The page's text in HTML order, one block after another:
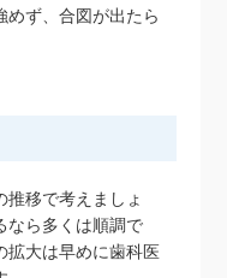
めず、合図が出たら
移で考えましょ
なら多くは順調で
拡大は早めに歯科医